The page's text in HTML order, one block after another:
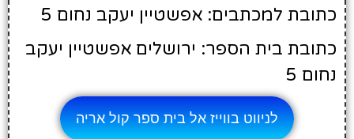
כתובת למכתבים: אפשטיין יעקב נחום 5
כתובת בית הספר: ירושלים אפשטיין יעקב
נחום 5
לניווט בווייז אל בית ספר קול אריה